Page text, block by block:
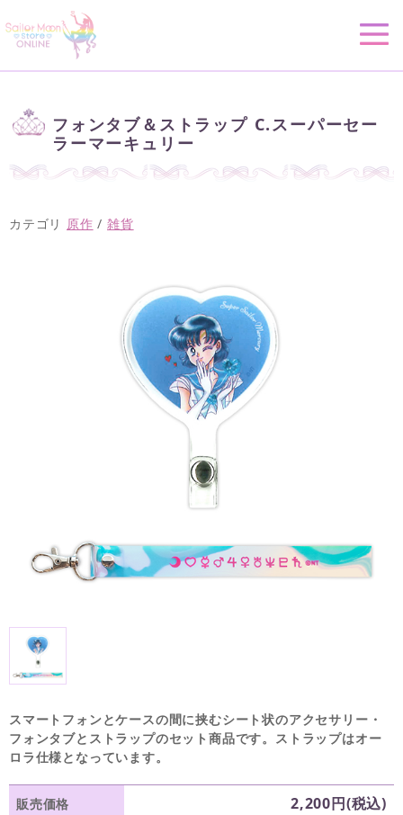
フォンタブ＆ストラップ C.スーパーセー
ラーマーキュリー
カテゴリ 原作 /雑貨
スマートフォンとケースの間に挟むシート状のアクセサリー・
フォンタブとストラップのセット商品です。ストラップはオー
ロラ仕様となっています。
販売価格 2,200円(税込)